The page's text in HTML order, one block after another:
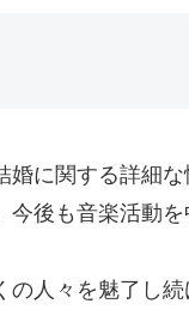
に関する詳細
後も音楽活動
人々を魅了し